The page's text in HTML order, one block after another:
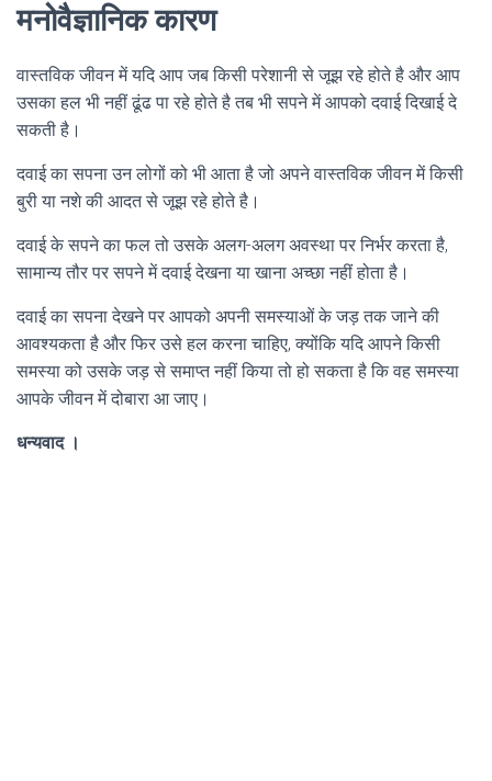
मनोवैज्ञानिक कारण
वास्तविक जीवन में यदि आप जब किसी परेशानी से जूझ रहे होते है और आप
उसका हल भी नहीं ढूंढ पा रहे होते है तब भी सपने में आपको दवाई दिखाई दे
सकती है।
दवाई का सपना उन लोगों को भी आता है जो अपने वास्तविक जीवन में किसी
बुरी या नशे की आदत से जूझ रहे होते है।
दवाई के सपने का फल तो उसके अलग-अलग अवस्था पर निर्भर करता है,
सामान्य तौर पर सपने में दवाई देखना या खाना अच्छा नहीं होता है।
दवाई का सपना देखने पर आपको अपनी समस्याओं के जड़ तक जाने की
आवश्यकता है और फिर उसे हल करना चाहिए, क्योंकि यदि आपने किसी
समस्या को उसके जड़ से समाप्त नहीं किया तो हो सकता है कि वह समस्या
आपके जीवन में दोबारा आ जाए।
धन्यवाद ।